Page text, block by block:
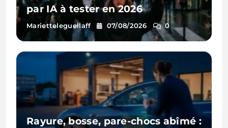
par IA à tester en 2026
Marietteleguellaff 07/08/2026 0
Rayure, bosse, pare-chocs abîmé :